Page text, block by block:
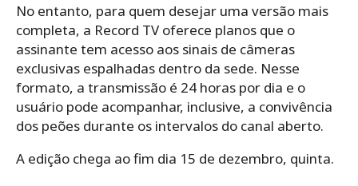
No entanto, para quem desejar uma versão mais
completa, a Record TV oferece planos que o
assinante tem acesso aos sinais de câmeras
exclusivas espalhadas dentro da sede. Nesse
formato, a transmissão é 24 horas por dia e o
usuário pode acompanhar, inclusive, a convivência
dos peões durante os intervalos do canal aberto.
A edição chega ao fim dia 15 de dezembro, quinta.